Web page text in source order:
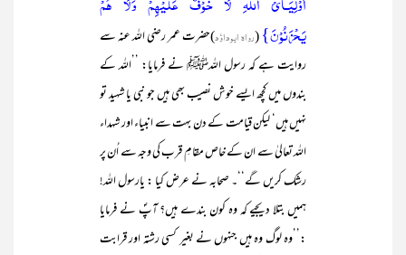
یَحْزَنُوْنَ}(رواہ ابوداوٗد)حضرت عمر رضی اللہ عنہ سے
روایت ہے کہ رسول اللہﷺ نے فرمایا: ’’اللہ کے
بندوں میں کچھ ایسے خوش نصیب بھی ہیں جو نبی یا شہید تو
نہیں ہیں‘ لیکن قیامت کے دن بہت سے انبیاء اور شہداء
اللہ تعالیٰ سے ان کے خاص مقامِ قرب کی وجہ سے اُن پر
رشک کریں گے‘‘۔ صحابہ نے عرض کیا : یارسول اللہ!
ہمیں بتلا دیجیے کہ وہ کون بندے ہیں؟ آپؐ نے فرمایا
:’’وہ لوگ وہ ہیں جنہوں نے بغیر کسی رشتہ اور قرابت